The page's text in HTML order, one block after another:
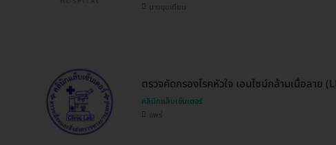
บางขุนเทียน
ตรวจคัดกรองโรคหัวใจ เอนไซม์กล้ามเนื้อลาย
คลินิกแล็บเซ็นเตอร์
แพร่